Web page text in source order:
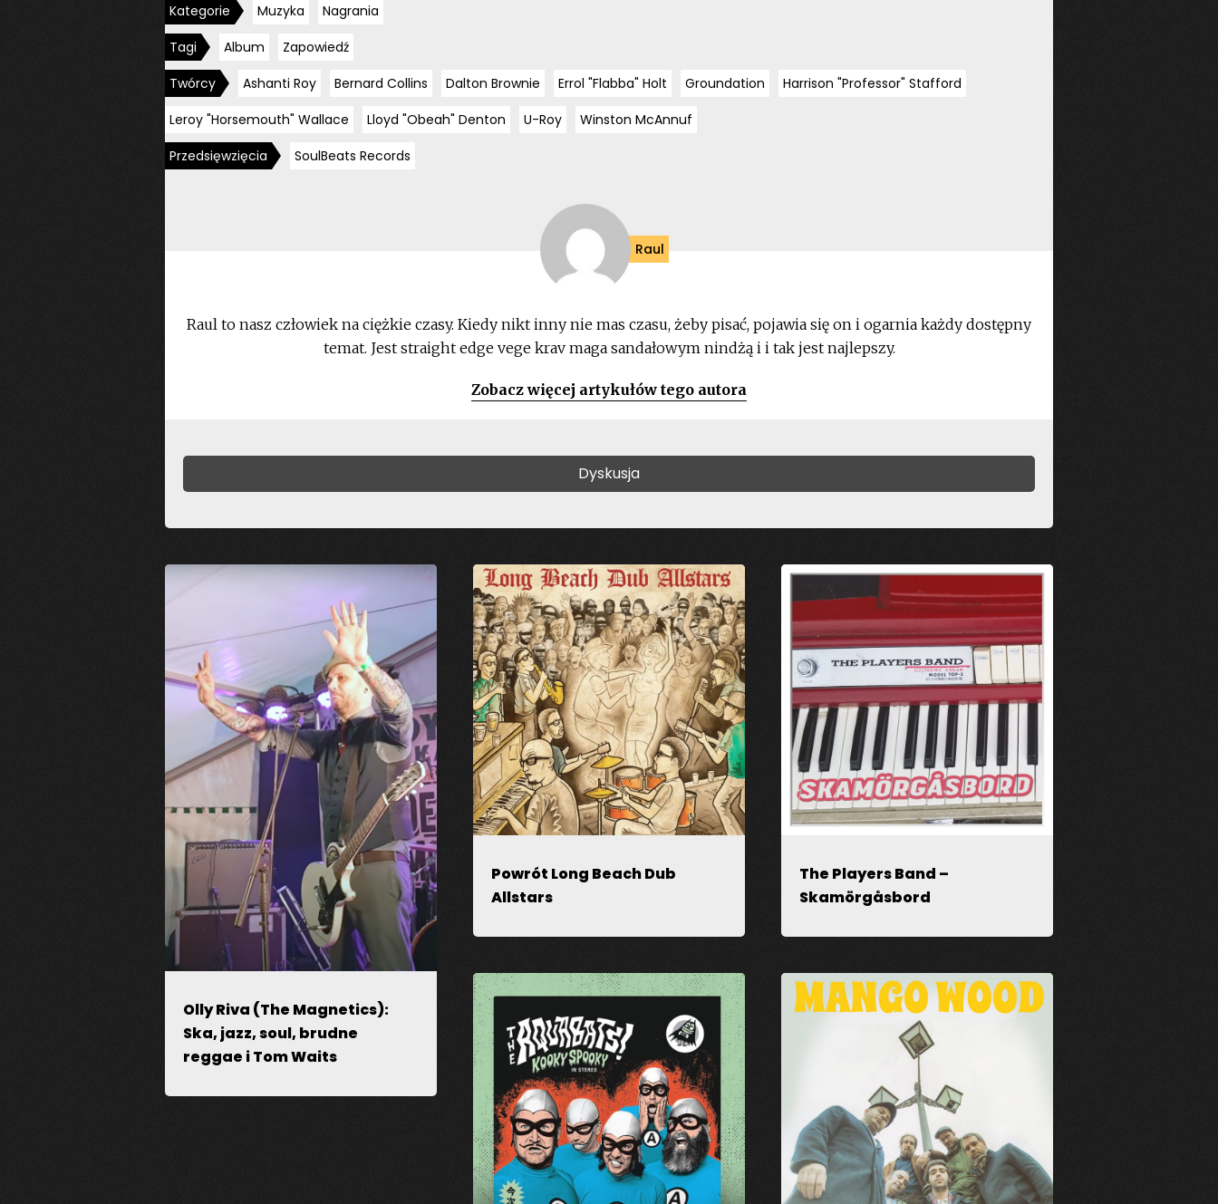
Kategorie Muzyka
Nagrania
Tagi
Album
Zapowiedź
Twórcy
Ashanti Roy Bernard Collins Dalton Brownie Errol "Flabba" Holt Groundation
Harrison "Professor" Stafford
Leroy "Horsemouth" Wallace
Lloyd "Obeah" Denton U-Roy
Winston McAnnuf
Przedsięwzięcia
SoulBeats Records
Raul
Raul to nasz człowiek na ciężkie czasy. Kiedy nikt inny nie mas czasu, żeby pisać, pojawia się on i ogarnia każdy dostępny
temat. Jest straight edge vege krav maga sandałowym nindżą i i tak jest najlepszy.
Zobacz więcej artykułów tego autora
Dyskusja
Pola, których wypełnienie jest wymagane, są oznaczone symbolem*
Zapamiętaj moje dane w przeglądarce podczas pisania kolejnych komentarzy.
Olly Riva (The Magnetics):
Ska, jazz, soul, brudne
reggae i Tom Waits
Powrót Long Beach Dub
Allstars
The Players Band –
Skamörgåsbord